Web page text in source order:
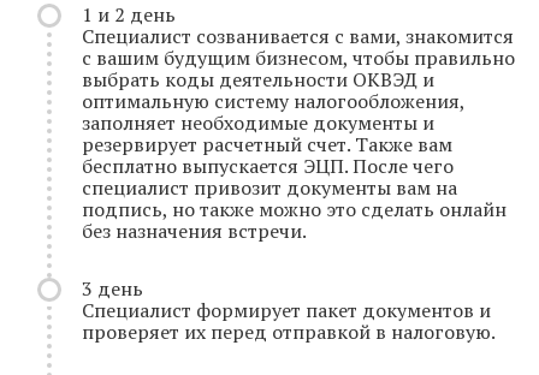
1 и 2 день
Специалист созванивается с вами, знакомится
с вашим будущим бизнесом, чтобы правильно
выбрать коды деятельности ОКВЭД и
оптимальную систему налогообложения,
заполняет необходимые документы и
резервирует расчетный счет. Также вам
бесплатно выпускается ЭЦП. После чего
специалист привозит документы вам на
подпись, но также можно это сделать онлайн
без назначения встречи.
3 день
Специалист формирует пакет документов и
проверяет их перед отправкой в налоговую.